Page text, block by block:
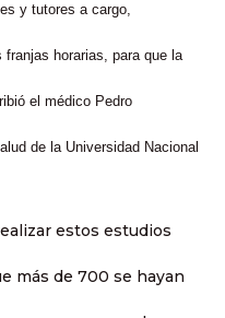
y tutores a cargo,
horarias, para que la
el médico Pedro
de la Universidad Nacional
estos estudios
más de 700 se hayan